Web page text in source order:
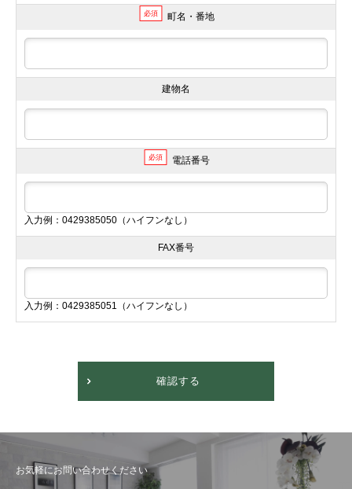
必須 町名・番地
建物名
必須 電話番号
入力例：0429385050（ハイフンなし）
FAX番号
入力例：0429385051（ハイフンなし）
確認する
お気軽にお問い合わせください